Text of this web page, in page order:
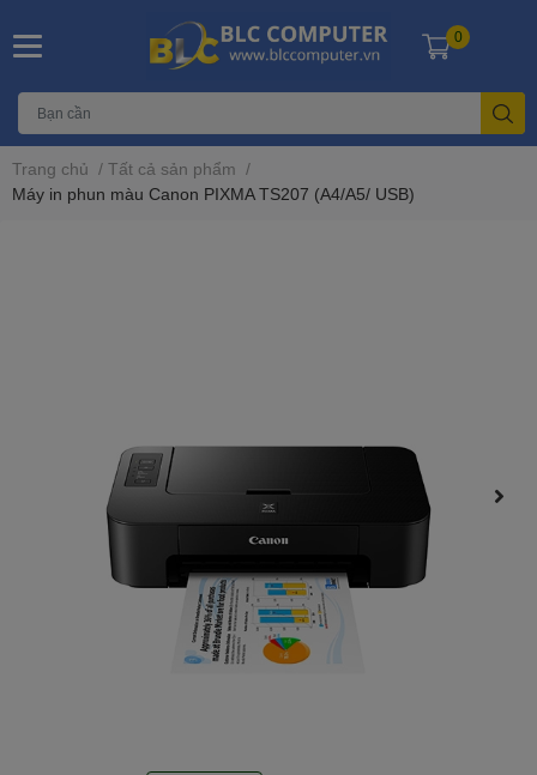
0
Trang chủ / Tất cả sản phẩm /
Máy in phun màu Canon PIXMA TS207 (A4/A5/ USB)